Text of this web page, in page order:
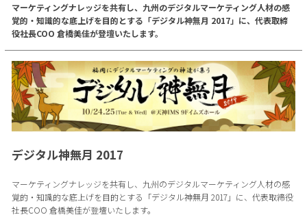
マーケティングナレッジを共有し、九州のデジタルマーケティング人材の感
覚的・知識的な底上げを目的とする「デジタル神無月 2017」に、代表取締
役社長COO 倉橋美佳が登壇いたします。
デジタル神無月 2017
マーケティングナレッジを共有し、九州のデジタルマーケティング人材の感
覚的・知識的な底上げを目的とする「デジタル神無月 2017」に、代表取締役
社長COO 倉橋美佳が登壇いたします。